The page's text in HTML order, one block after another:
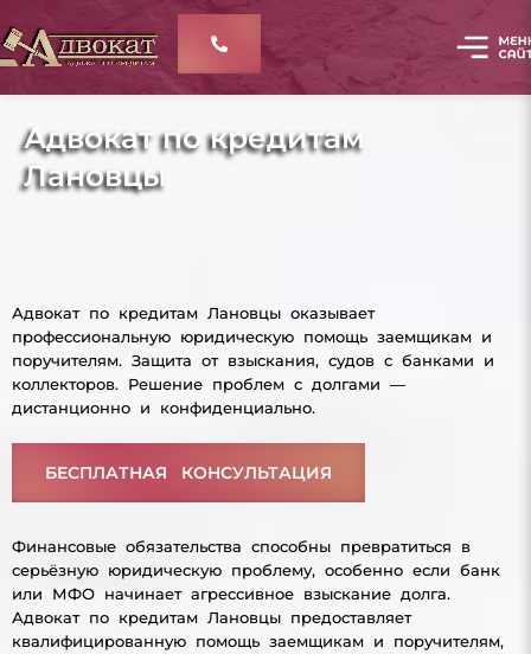
Адвокат по кредитам
Лановцы
Адвокат по кредитам Лановцы оказывает
профессиональную юридическую помощь заемщикам и
поручителям. Защита от взыскания, судов с банками и
коллекторов. Решение проблем с долгами —
дистанционно и конфиденциально.
БЕСПЛАТНАЯ КОНСУЛЬТАЦИЯ
Финансовые обязательства способны превратиться в
серьёзную юридическую проблему, особенно если банк
или МФО начинает агрессивное взыскание долга.
Адвокат по кредитам Лановцы предоставляет
квалифицированную помощь заемщикам и поручителям,